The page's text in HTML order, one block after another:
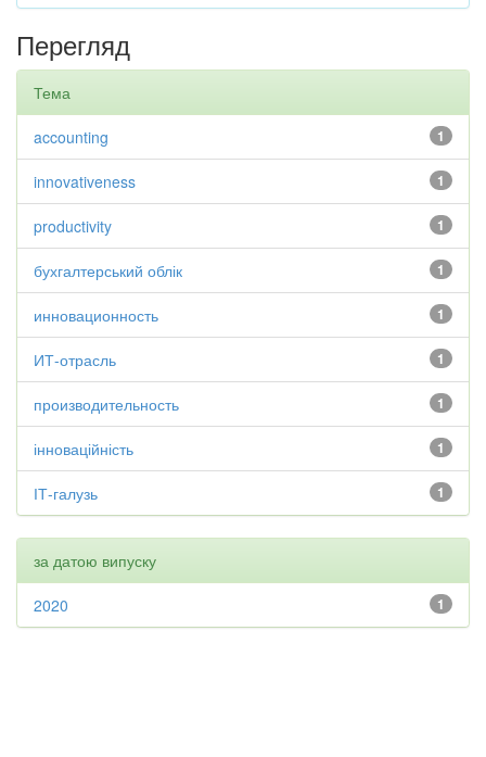
Перегляд
Тема
1
accounting
1
innovativeness
1
productivity
1
бухгалтерський облік
1
инновационность
1
ИТ-отрасль
1
производительность
1
інноваційність
1
ІТ-галузь
за датою випуску
1
2020